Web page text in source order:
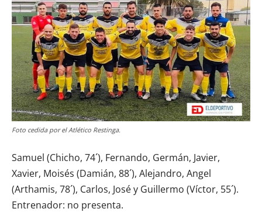
Foto cedida por el Atlético Restinga.
Samuel (Chicho, 74´), Fernando, Germán, Javier,
Xavier, Moisés (Damián, 88´), Alejandro, Angel
(Arthamis, 78´), Carlos, José y Guillermo (Víctor, 55´).
Entrenador: no presenta.